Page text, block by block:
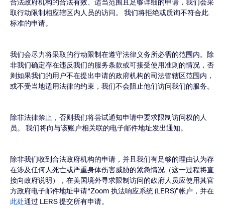
合法政府机构的合法有效、适当范围且足够详细的申请，我们会采
取行动限制相应辖区内人员的访问。 我们将拒绝或质询不符合此
标准的申请。
我们会尽力将采取的行动限制在遵守法律义务所必需的范围内。除
非我们确定存在违反我们的服务条款或可接受使用准则的情况，否
则如果我们的用户不在提出申请的政府机构的司法管辖区范围内，
或不受当地适用法律的约束，我们不会阻止他们访问我们的服务。
除非法律禁止，否则我们将尝试通知申请中要求限制访问权的人
员。 我们将向与该账户相关联的电子邮件地址发出通知。
除非我们收到合法政府机构的申请，并且我们有足够的理由认为存
在涉及任何人死亡或严重身体伤害威胁的紧急情况（这一过程将直
接向政府说明），在美国境外寻求限制访问的政府人员应使用其官
方政府电子邮件地址申请“Zoom 执法响应系统 (LERS)”帐户，并在
此处通过 LERS 提交所有申请。